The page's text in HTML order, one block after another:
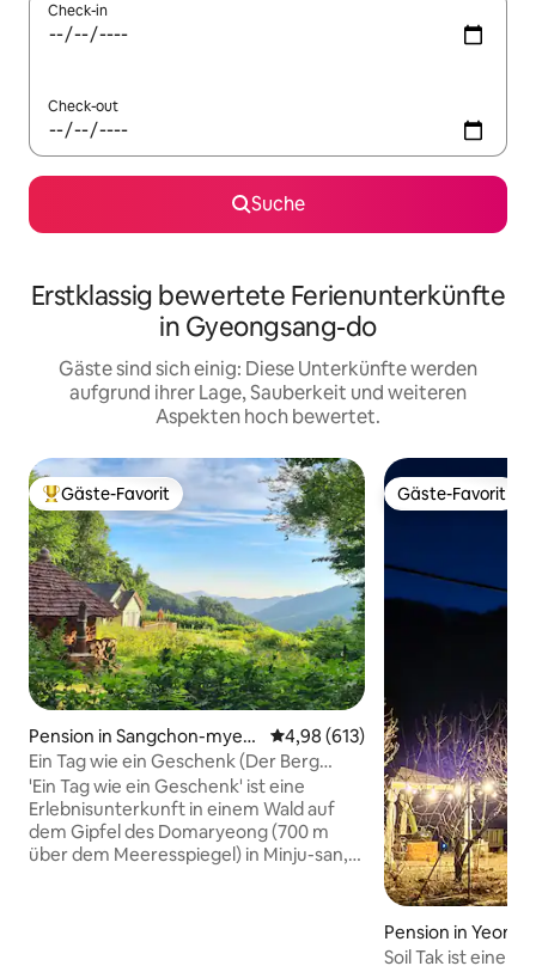
Check-in
Check-out
Suche
Erstklassig bewertete Ferienunterkünfte
in Gyeongsang-do
Gäste sind sich einig: Diese Unterkünfte werden
aufgrund ihrer Lage, Sauberkeit und weiteren
Aspekten hoch bewertet.
Beliebter Gäste-Favorit.
Gäste-Favorit
Pension in Sangchon-myeo
n, Yeongdong-gun
Durchschnittliche Bewertung:
4,98 (613)
Ein Tag wie ein Geschenk (Der Berg
Minju, den man im Wald trifft)
'Ein Tag wie ein Geschenk' ist eine
Erlebnisunterkunft in einem Wald auf
dem Gipfel des Domaryeong (700 m
über dem Meeresspiegel) in Minju-san,
Gäste-Favorit
Gäste-Favorit
Pension in
Soil Tak ist eine